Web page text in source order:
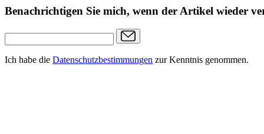
Benachrichtigen Sie mich, wenn der Artikel wieder
Ich habe die Datenschutzbestimmungen zur Kenntnis genommen.